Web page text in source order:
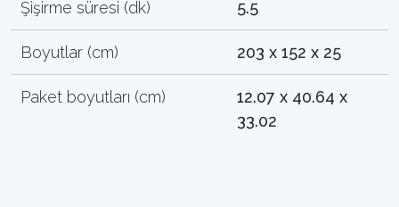
Şişirme süresi (dk) 5.5
Boyutlar (cm) 203 x 152 x 25
Paket boyutları (cm)
12.07 x 40.64 x
33.02